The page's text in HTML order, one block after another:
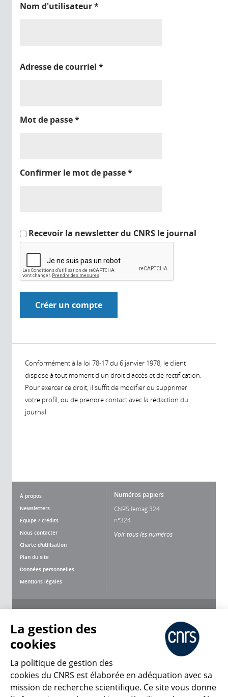
Nom d'utilisateur*
Adresse de courriel *
Mot de passe*
Confirmer le mot de passe*
Recevoir la newsletter du CNRS le journal
Conformément à la loi 78-17 du 6 janvier 1978, le client
dispose à tout moment d'un droit d'accès et de rectification.
Pour exercer ce droit, il suffit de modifier ou supprimer
votre profil, ou de prendre contact avec la rédaction du
journal.
À propos
Newsletters
Équipe / crédits
Nous contacter
Charte d'utilisation
Plan du site
Données personnelles
Mentions légales
Numéros papiers
CNRS lemag 324
n°324
Voir tous les numéros
CNRS Le Mag
La gestion des
cookies
La politique de gestion des
cookies du CNRS est élaborée en adéquation avec sa
mission de recherche scientifique. Ce site vous donne